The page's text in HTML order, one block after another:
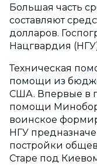
Большая часть
составляют
долларов.
Нацгвардия
Техническая
помощи из
США. Впервые в
помощи
воинское
НГУ
постройки
Старе под